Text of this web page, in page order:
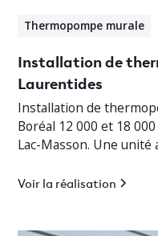
Thermopompe murale
Installation de
Laurentides
Installation de
Boréal 12 000 et 18
Lac-Masson. Une
Voir la réalisation